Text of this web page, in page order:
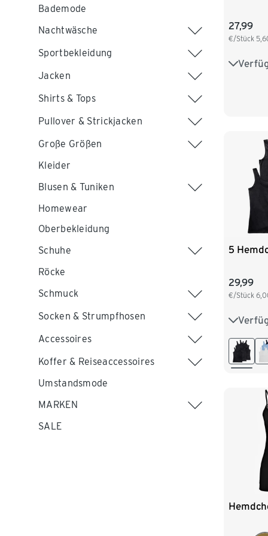
Bademode
Nachtwäsche
Sportbekleidung
Jacken
Shirts & Tops
Pullover & Strickjacken
Große Größen
Kleider
Blusen & Tuniken
Homewear
Oberbekleidung
Schuhe
Röcke
Schmuck
Socken & Strumpfhosen
Accessoires
Koffer & Reiseaccessoires
Umstandsmode
MARKEN
SALE
27,99
€/Stück
XS 32/
5
29,99
€/Stück
S 36/38
L 44/46